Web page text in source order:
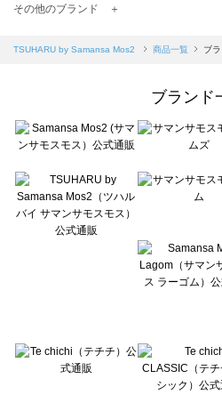
TSUHARU by Samansa Mos2（ツハルバイサ
Samansa Mos2 blue（サマンサモスモス ブル
Te chichi（テチチ）の一覧
Te chichi CLASSIC（テチチ クラシック）の一覧
Lugnoncure（ルノンキュール）の一覧
BETTY'S BLUE（べティーズブルー）の一覧
Wpc.（ワールドパーティー）の一覧
その他のブランド ＋
TSUHARU by Samansa Mos2 商品一覧 ブ
ブランド